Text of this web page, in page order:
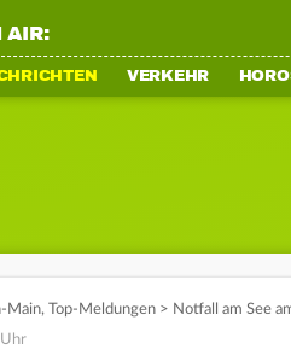
AIR:
VERKEHR
Main, Top-Meldungen > Notfall am See